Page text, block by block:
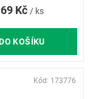
69 Kč / ks
KOŠÍKU
Kód: 173776